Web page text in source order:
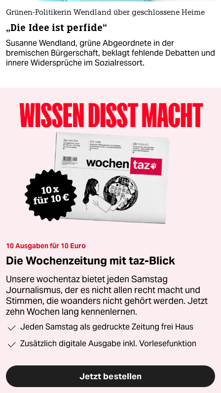
Grünen-Politikerin Wendland über geschlossene Heime
„Die Idee ist perfide“
Susanne Wendland, grüne Abgeordnete in der
bremischen Bürgerschaft, beklagt fehlende Debatten und
innere Widersprüche im Sozialressort.
10 Ausgaben für 10 Euro
Die Wochenzeitung mit taz-Blick
Unsere wochentaz bietet jeden Samstag
Journalismus, der es nicht allen recht macht und
Stimmen, die woanders nicht gehört werden. Jetzt
zehn Wochen lang kennenlernen.
Jeden Samstag als gedruckte Zeitung frei Haus
Zusätzlich digitale Ausgabe inkl. Vorlesefunktion
Jetzt bestellen